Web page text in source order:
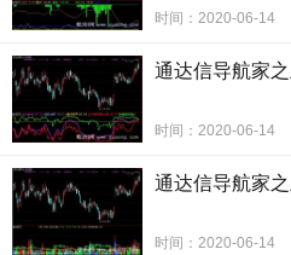
时间：2020-06-14
通达信导航家
时间：2020-06-14
通达信导航家
时间：2020-06-14